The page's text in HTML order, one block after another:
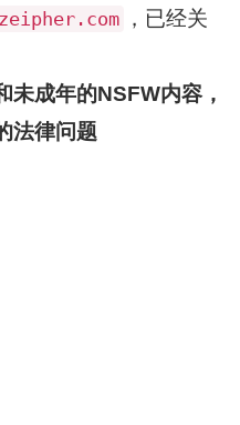
，已经关
未成年的NSFW内容，
法律问题